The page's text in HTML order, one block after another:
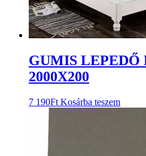
GUMIS LEPEDŐ
2000X200
7 190Ft Kosárba teszem